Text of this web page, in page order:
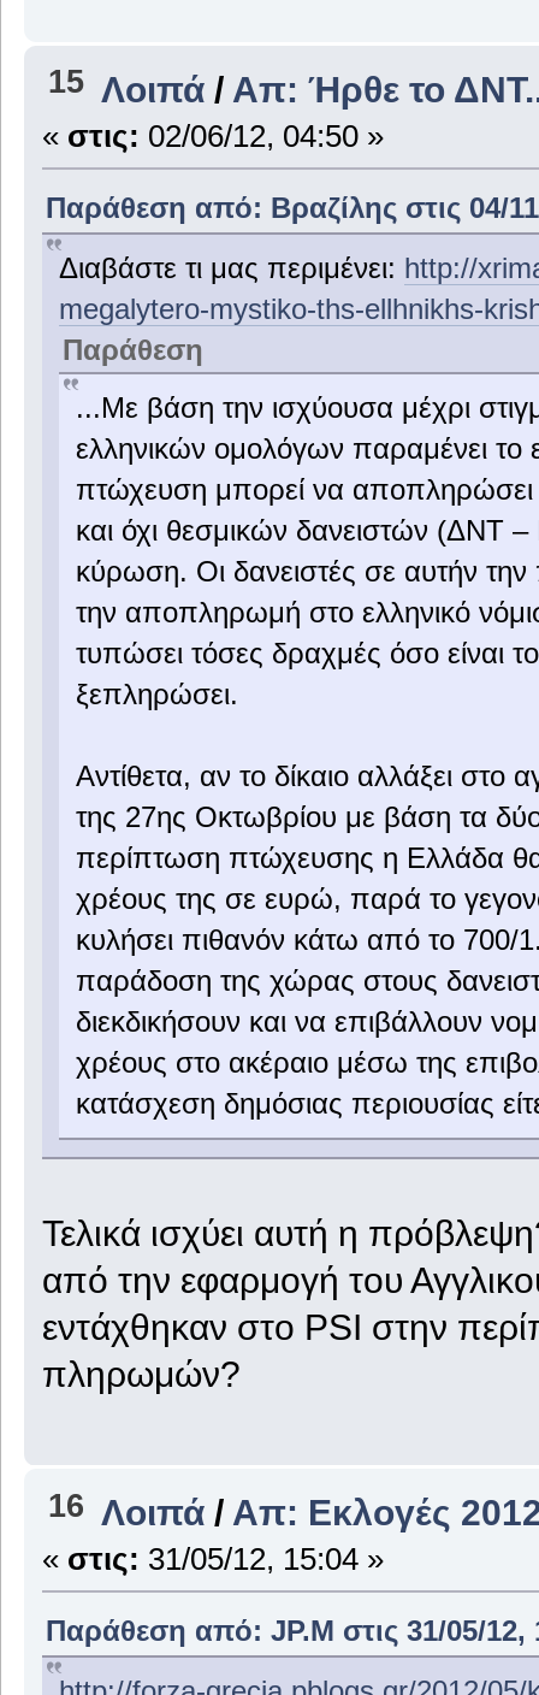
15 Λοιπά / Απ: Ήρθε το
« στις: 02/06/12, 04:50 »
Παράθεση από: Βραζίλης στις 04/
Διαβάστε τι μας περιμένει: http://
megalytero-mystiko-ths-ellhnikhs-
Παράθεση
...Με βάση την ισχύουσα μέχρι
ελληνικών ομολόγων παραμένει το
πτώχευση μπορεί να αποπληρώσει
και όχι θεσμικών δανειστών (ΔΝΤ
κύρωση. Οι δανειστές σε αυτήν
την αποπληρωμή στο ελληνικό
τυπώσει τόσες δραχμές όσο είναι
ξεπληρώσει.
Αντίθετα, αν το δίκαιο αλλάξει
της 27ης Οκτωβρίου με βάση τα
περίπτωση πτώχευσης η Ελλάδα
χρέους της σε ευρώ, παρά το
κυλήσει πιθανόν κάτω από το 700/1.
παράδοση της χώρας στους
διεκδικήσουν και να επιβάλλουν
χρέους στο ακέραιο μέσω της
κατάσχεση δημόσιας περιουσίας
Τελικά ισχύει αυτή η
από την εφαρμογή του
εντάχθηκαν στο PSI στην
πληρωμών?
16 Λοιπά / Απ: Εκλογές
« στις: 31/05/12, 15:04 »
Παράθεση από: JP.M στις 31/05/12,